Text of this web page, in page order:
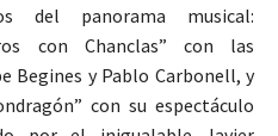
del panorama musical:
con Chanclas” con las
Begines y Pablo Carbonell, y
con su espectáculo